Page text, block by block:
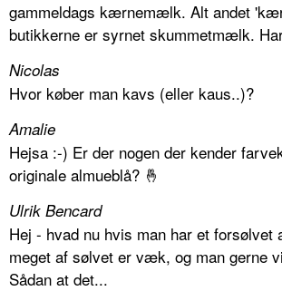
gammeldags kærnemælk. Alt andet
butikkerne er syrnet skummetmælk.
Nicolas
Hvor køber man kavs (eller kaus..)?
Amalie
Hejsa :-) Er der nogen der kender
originale almueblå? 🤞
Ulrik Bencard
Hej - hvad nu hvis man har et forsølvet
meget af sølvet er væk, og man gerne
Sådan at det...